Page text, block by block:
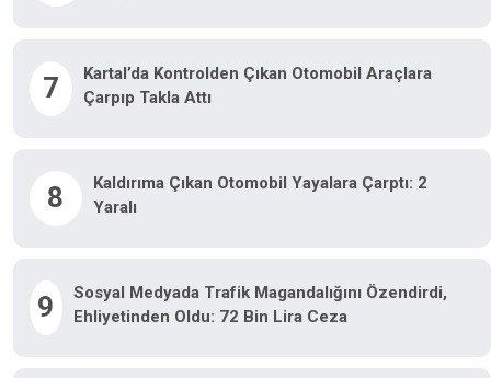
7
Kartal’da Kontrolden Çıkan Otomobil Araçlara
Çarpıp Takla Attı
8
Kaldırıma Çıkan Otomobil Yayalara Çarptı: 2
Yaralı
9
Sosyal Medyada Trafik Magandalığını Özendirdi,
Ehliyetinden Oldu: 72 Bin Lira Ceza